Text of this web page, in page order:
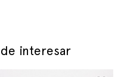
interesar